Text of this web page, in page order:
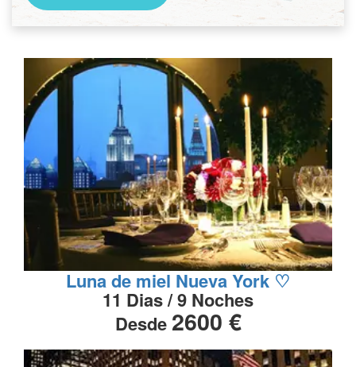
Luna de miel Nueva York ♡
11 Dias / 9 Noches
Desde 2600 €